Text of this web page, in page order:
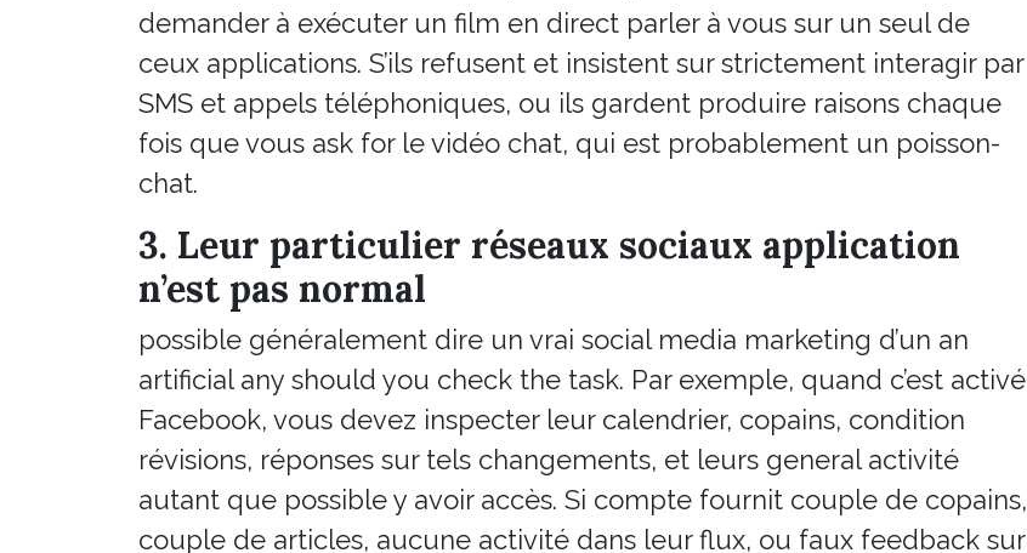
demander à exécuter un film en direct parler à vous sur un seul de
ceux applications. S’ils refusent et insistent sur strictement interagir par
SMS et appels téléphoniques, ou ils gardent produire raisons chaque
fois que vous ask for le vidéo chat, qui est probablement un poisson-
chat.
3. Leur particulier réseaux sociaux application
n’est pas normal
possible généralement dire un vrai social media marketing d’un an
artificial any should you check the task. Par exemple, quand c’est activé
Facebook, vous devez inspecter leur calendrier, copains, condition
révisions, réponses sur tels changements, et leurs general activité
autant que possible y avoir accès. Si compte fournit couple de copains,
couple de articles, aucune activité dans leur flux, ou faux feedback sur